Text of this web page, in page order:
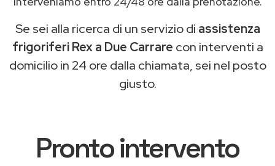
Se sei alla ricerca di un servizio di assistenza
frigoriferi Rex a Due Carrare con interventi a
domicilio in 24 ore dalla chiamata, sei nel posto
giusto.
Pronto intervento